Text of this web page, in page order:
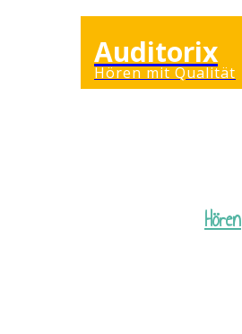
Auditorix
Hören mit Qualität
Hören